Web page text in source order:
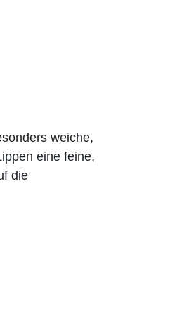
weiche,
eine feine,
die